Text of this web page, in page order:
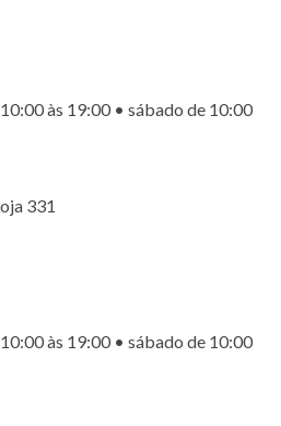
às 19:00 • sábado de 10:00
331
às 19:00 • sábado de 10:00